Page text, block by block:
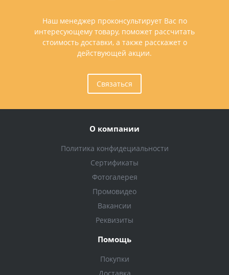
Наш менеджер проконсультирует Вас по
интересующему товару, поможет рассчитать
стоимость доставки, а также расскажет о
действующей акции.
Связаться
О компании
Политика конфидециальности
Сертификаты
Фотогалерея
Промовидео
Вакансии
Реквизиты
Помощь
Покупки